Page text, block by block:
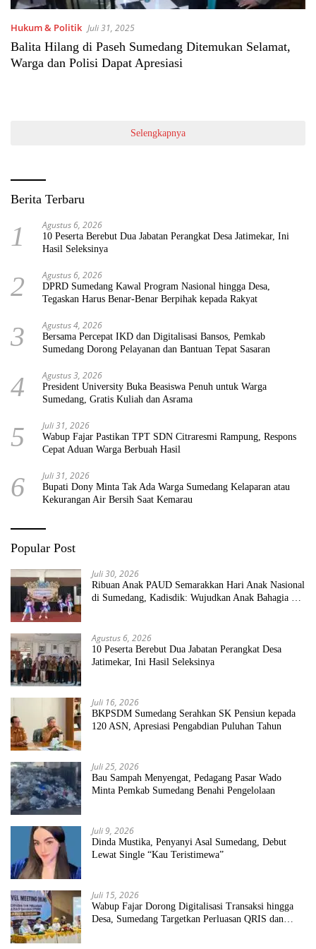
Hukum & Politik Juli 31, 2025
Balita Hilang di Paseh Sumedang Ditemukan Selamat,
Warga dan Polisi Dapat Apresiasi
Selengkapnya
Berita Terbaru
1 Agustus 6, 2026
10 Peserta Berebut Dua Jabatan Perangkat Desa Jatimekar, Ini
Hasil Seleksinya
2 Agustus 6, 2026
DPRD Sumedang Kawal Program Nasional hingga Desa,
Tegaskan Harus Benar-Benar Berpihak kepada Rakyat
3 Agustus 4, 2026
Bersama Percepat IKD dan Digitalisasi Bansos, Pemkab
Sumedang Dorong Pelayanan dan Bantuan Tepat Sasaran
4 Agustus 3, 2026
President University Buka Beasiswa Penuh untuk Warga
Sumedang, Gratis Kuliah dan Asrama
5 Juli 31, 2026
Wabup Fajar Pastikan TPT SDN Citraresmi Rampung, Respons
Cepat Aduan Warga Berbuah Hasil
6 Juli 31, 2026
Bupati Dony Minta Tak Ada Warga Sumedang Kelaparan atau
Kekurangan Air Bersih Saat Kemarau
Popular Post
Juli 30, 2026
Ribuan Anak PAUD Semarakkan Hari Anak Nasional
di Sumedang, Kadisdik: Wujudkan Anak Bahagia dan
Agustus 6, 2026
10 Peserta Berebut Dua Jabatan Perangkat Desa
Jatimekar, Ini Hasil Seleksinya
Juli 16, 2026
BKPSDM Sumedang Serahkan SK Pensiun kepada
120 ASN, Apresiasi Pengabdian Puluhan Tahun
Juli 25, 2026
Bau Sampah Menyengat, Pedagang Pasar Wado
Minta Pemkab Sumedang Benahi Pengelolaan
Juli 9, 2026
Dinda Mustika, Penyanyi Asal Sumedang, Debut
Lewat Single “Kau Teristimewa”
Juli 15, 2026
Wabup Fajar Dorong Digitalisasi Transaksi hingga
Desa, Sumedang Targetkan Perluasan QRIS dan